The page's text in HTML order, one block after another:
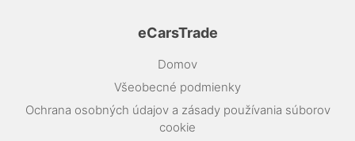
eCarsTrade
Domov
Všeobecné podmienky
Ochrana osobných údajov a zásady používania súborov
cookie